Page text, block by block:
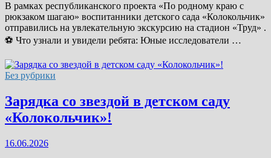
В рамках республиканского проекта «По родному краю с
рюкзаком шагаю» воспитанники детского сада «Колокольчик»
отправились на увлекательную экскурсию на стадион «Труд» .
⚽ Что узнали и увидели ребята: Юные исследователи …
Без рубрики
Зарядка со звездой в детском саду
«Колокольчик»!
16.06.2026